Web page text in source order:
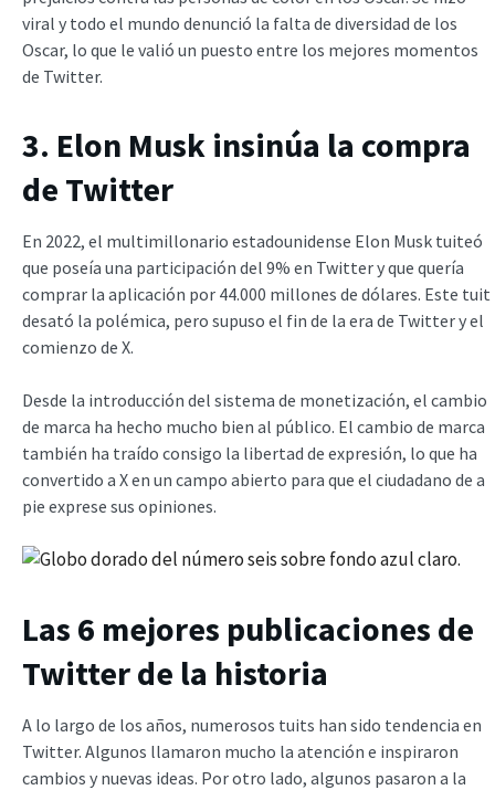
viral y todo el mundo denunció la falta de diversidad de los
Oscar, lo que le valió un puesto entre los mejores momentos
de Twitter.
3. Elon Musk insinúa la compra
de Twitter
En 2022, el multimillonario estadounidense Elon Musk tuiteó
que poseía una participación del 9% en Twitter y que quería
comprar la aplicación por 44.000 millones de dólares. Este tuit
desató la polémica, pero supuso el fin de la era de Twitter y el
comienzo de X.
Desde la introducción del sistema de monetización, el cambio
de marca ha hecho mucho bien al público. El cambio de marca
también ha traído consigo la libertad de expresión, lo que ha
convertido a X en un campo abierto para que el ciudadano de a
pie exprese sus opiniones.
Las 6 mejores publicaciones de
Twitter de la historia
A lo largo de los años, numerosos tuits han sido tendencia en
Twitter. Algunos llamaron mucho la atención e inspiraron
cambios y nuevas ideas. Por otro lado, algunos pasaron a la